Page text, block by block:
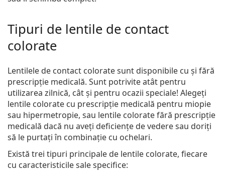
Tipuri de lentile de contact
colorate
Lentilele de contact colorate sunt disponibile cu și fără
prescripție medicală. Sunt potrivite atât pentru
utilizarea zilnică, cât și pentru ocazii speciale! Alegeți
lentile colorate cu prescripție medicală pentru miopie
sau hipermetropie, sau lentile colorate fără prescripție
medicală dacă nu aveți deficiențe de vedere sau doriți
să le purtați în combinație cu ochelari.
Există trei tipuri principale de lentile colorate, fiecare
cu caracteristicile sale specifice: